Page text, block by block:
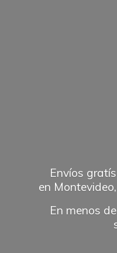
Envíos
en
En menos